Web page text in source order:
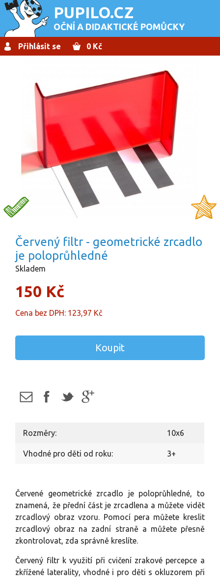
PUPILO.CZ
OČNÍ A DIDAKTICKÉ POMŮCKY
Přihlásit se 0 Kč
Červený filtr - geometrické zrcadlo
je poloprůhledné
Skladem
150 Kč
Cena bez DPH: 123,97 Kč
Koupit
Rozměry: 10x6
Vhodné pro děti od roku: 3+
Červené geometrické zrcadlo je poloprůhledné, to
znamená, že přední část je zrcadlena a můžete vidět
zrcadlový obraz vzoru. Pomocí pera můžete kreslit
zrcadlový obraz na zadní straně a můžete přesně
zkontrolovat, zda správně kreslíte.
Červený filtr k využití při cvičení zrakové percepce a
zkřížené laterality, vhodné i pro děti s okluzorem při